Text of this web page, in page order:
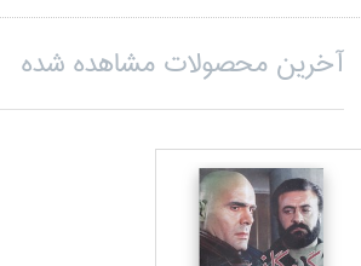
آخرین محصولات مشاهده شده